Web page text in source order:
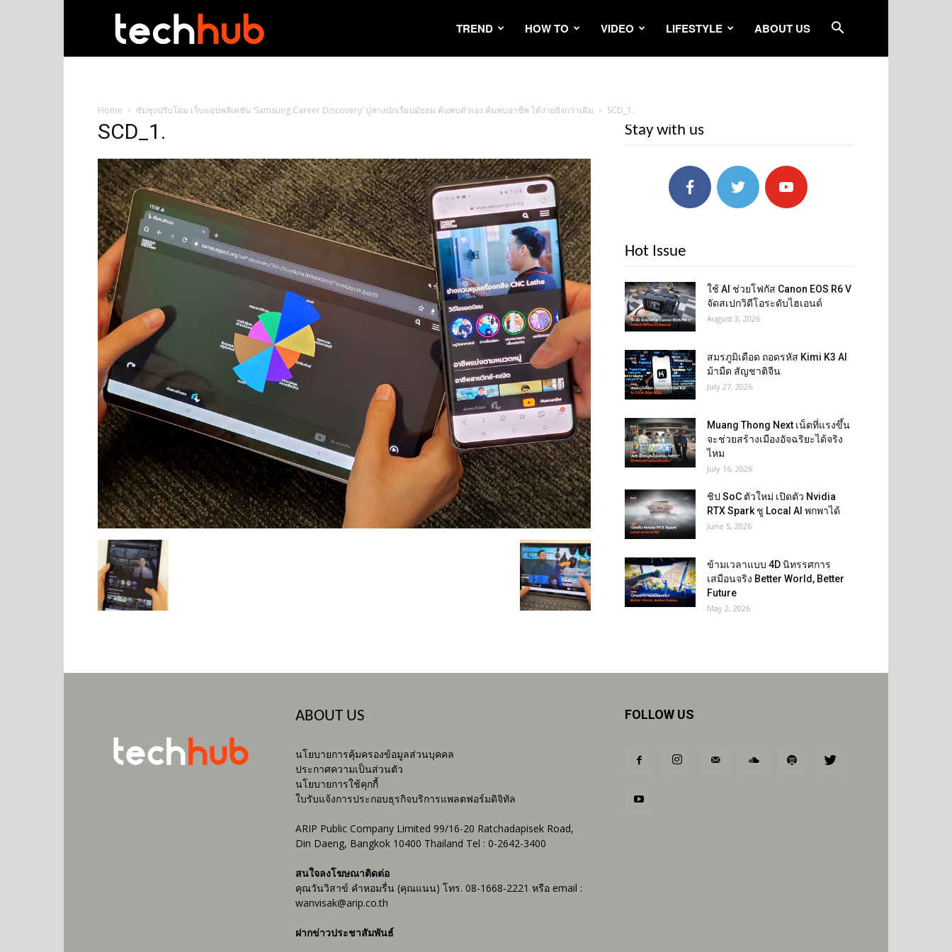
TREND HOW TO VIDEO LIFESTYLE ABOUT US
Home ซัมซุงปรับโฉม เว็บแอปพลิเคชัน ‘Samsung Career Discovery’ ปูทางนักเรียนมัธยม ค้นพบตัวเอง ค้นพบอาชีพ ได้ง่ายยิ่งกว่าเดิม SCD_1.
SCD_1. Stay with us
Hot Issue
ใช้ AI ช่วยโฟกัส Canon EOS R6 V
จัดสเปกวิดีโอระดับไฮเอนด์
August 3, 2026
สมรภูมิเดือด ถอดรหัส Kimi K3 AI
ม้ามืด สัญชาติจีน
July 27, 2026
Muang Thong Next เน็ตที่แรงขึ้น
จะช่วยสร้างเมืองอัจฉริยะได้จริง
ไหม
July 16, 2026
ชิป SoC ตัวใหม่ เปิดตัว Nvidia
RTX Spark ชู Local AI พกพาได้
June 5, 2026
ข้ามเวลาแบบ 4D นิทรรศการ
เสมือนจริง Better World, Better
Future
May 2, 2026
ABOUT US
นโยบายการคุ้มครองข้อมูลส่วนบุคคล
ประกาศความเป็นส่วนตัว
นโยบายการใช้คุกกี้
ใบรับแจ้งการประกอบธุรกิจบริการแพลตฟอร์มดิจิทัล
ARIP Public Company Limited 99/16-20 Ratchadapisek Road,
Din Daeng, Bangkok 10400 Thailand Tel : 0-2642-3400
สนใจลงโฆษณาติดต่อ
คุณวันวิสาข์ คำหอมรื่น (คุณแนน) โทร. 08-1668-2221 หรือ email :
wanvisak@arip.co.th
ฝากข่าวประชาสัมพันธ์
FOLLOW US